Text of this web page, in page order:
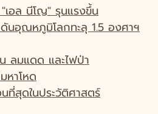
อล นีโญ" รุนแรงขึ้น
นอุณหภูมิโลกทะลุ 1.5 องศาฯ
ลมแดด และไฟป่า
หาโหด
สุดในประวัติศาสตร์